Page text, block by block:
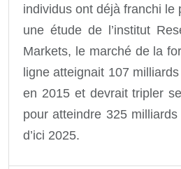
individus ont déjà franchi le
une étude de l’institut
Markets, le marché de la
ligne atteignait 107
en 2015 et devrait tripler
pour atteindre 325
d’ici 2025.